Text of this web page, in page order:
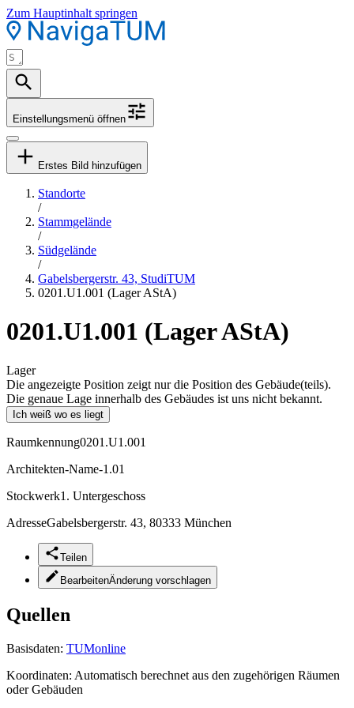
Zum Hauptinhalt springen
Einstellungsmenü öffnen
Erstes Bild hinzufügen
Standorte
/
Stammgelände
/
Südgelände
/
Gabelsbergerstr. 43, StudiTUM
0201.U1.001 (Lager AStA)
0201.U1.001 (Lager AStA)
Lager
Die angezeigte Position zeigt nur die Position des Gebäude(teils).
Die genaue Lage innerhalb des Gebäudes ist uns nicht bekannt.
Ich weiß wo es liegt
Raumkennung0201.U1.001
Architekten-Name-1.01
Stockwerk1. Untergeschoss
AdresseGabelsbergerstr. 43, 80333 München
Teilen
BearbeitenÄnderung vorschlagen
Quellen
Basisdaten: TUMonline
Koordinaten: Automatisch berechnet aus den zugehörigen Räumen
oder Gebäuden